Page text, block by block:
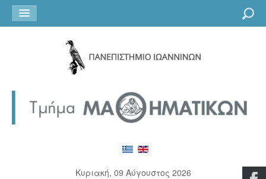
Κυριακή, 09 Αύγουστος 2026